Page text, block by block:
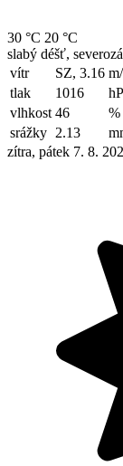
30 °C 20 °C
slabý déšť,
vítr
SZ, 3.16
tlak
1016
vlhkost 46
%
srážky 2.13
zítra, pátek 7. 8.